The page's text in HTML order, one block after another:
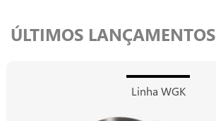
ÚLTIMOS LANÇAMENTOS
Linha WGK